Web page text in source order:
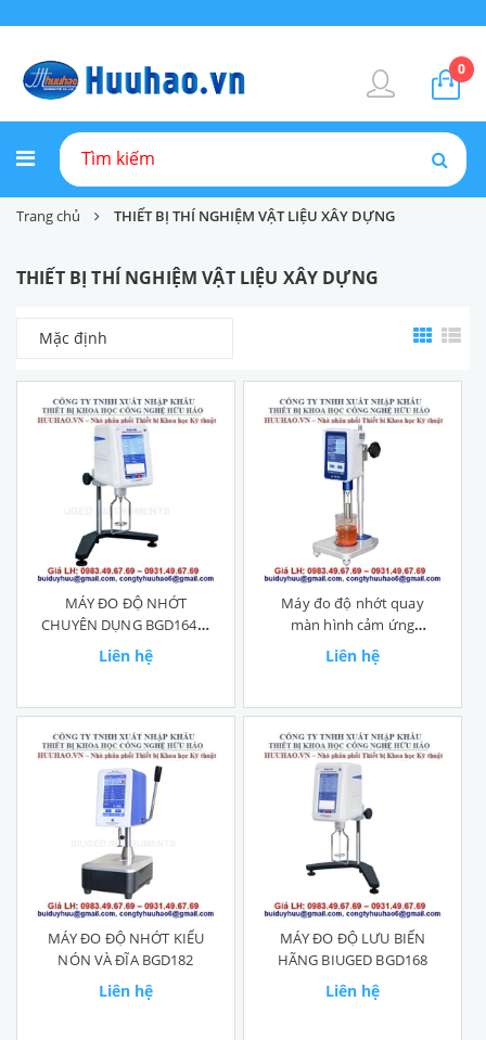
0
Trang chủ THIẾT BỊ THÍ NGHIỆM VẬT LIỆU XÂY DỰNG
THIẾT BỊ THÍ NGHIỆM VẬT LIỆU XÂY DỰNG
Mặc định
MÁY ĐO ĐỘ NHỚT
CHUYÊN DỤNG BGD164 &
BGD165
Liên hệ
Máy đo độ nhớt quay
màn hình cảm ứng
BGD162
Liên hệ
MÁY ĐO ĐỘ NHỚT KIỂU
NÓN VÀ ĐĨA BGD182
Liên hệ
MÁY ĐO ĐỘ LƯU BIẾN
HÃNG BIUGED BGD168
Liên hệ